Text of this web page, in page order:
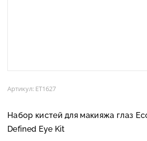
Артикул: ET1627
Набор кистей для макияжа глаз
Defined Eye Kit